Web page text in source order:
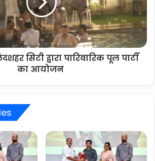
सिटी द्वारा पारिवारिक पूल पार्टी
का आयोजन